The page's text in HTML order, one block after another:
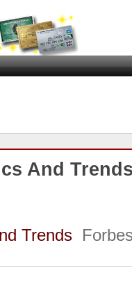
And
Trends